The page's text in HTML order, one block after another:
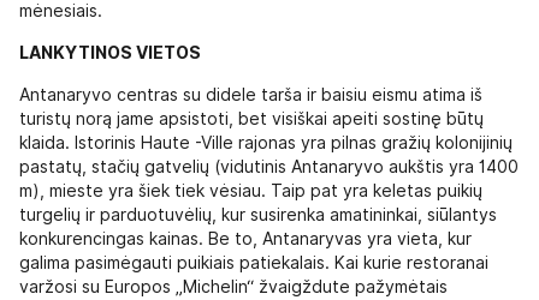
mėnesiais.
LANKYTINOS VIETOS
Antanaryvo centras su didele tarša ir baisiu eismu atima iš
turistų norą jame apsistoti, bet visiškai apeiti sostinę būtų
klaida. Istorinis Haute -Ville rajonas yra pilnas gražių kolonijinių
pastatų, stačių gatvelių (vidutinis Antanaryvo aukštis yra 1400
m), mieste yra šiek tiek vėsiau. Taip pat yra keletas puikių
turgelių ir parduotuvėlių, kur susirenka amatininkai, siūlantys
konkurencingas kainas. Be to, Antanaryvas yra vieta, kur
galima pasimėgauti puikiais patiekalais. Kai kurie restoranai
varžosi su Europos „Michelin“ žvaigždute pažymėtais